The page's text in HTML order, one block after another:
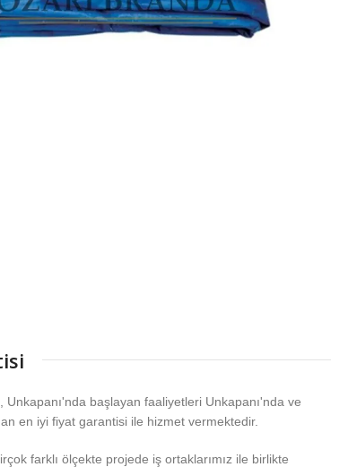
başlayan faaliyetleri Unkapanı'nda ve
en iyi fiyat garantisi ile hizmet vermektedir.
farklı ölçekte projede iş ortaklarımız ile birlikte